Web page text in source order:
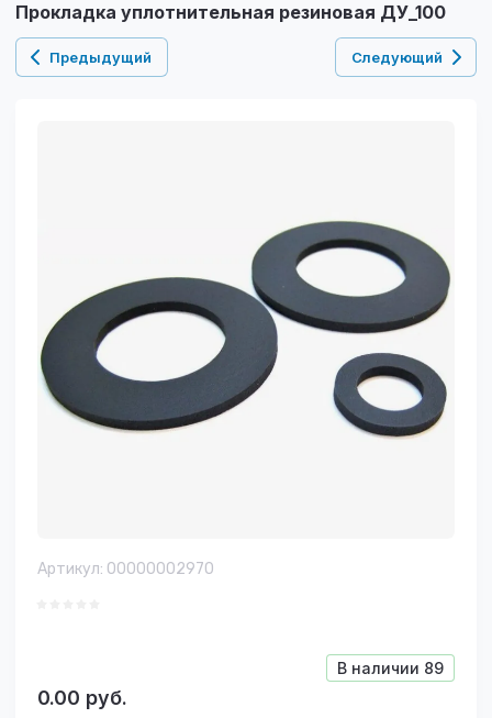
Прокладка уплотнительная резиновая ДУ_100
Предыдущий Следующий
Артикул: 00000002970
В наличии 89
0.00 руб.